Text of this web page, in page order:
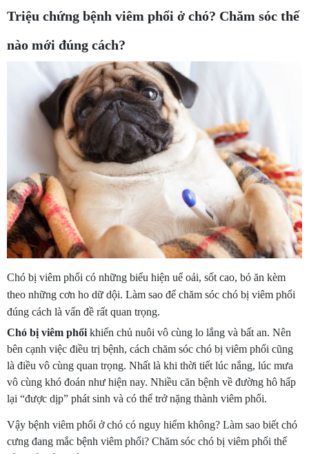
Triệu chứng bệnh viêm phổi ở chó? Chăm sóc thế
nào mới đúng cách?
Chó bị viêm phổi có những biểu hiện uể oải, sốt cao, bỏ ăn kèm
theo những cơn ho dữ dội. Làm sao để chăm sóc chó bị viêm phổi
đúng cách là vấn đề rất quan trọng.
Chó bị viêm phổi khiến chủ nuôi vô cùng lo lắng và bất an. Nên
bên cạnh việc điều trị bệnh, cách chăm sóc chó bị viêm phổi cũng
là điều vô cùng quan trọng. Nhất là khi thời tiết lúc nắng, lúc mưa
vô cùng khó đoán như hiện nay. Nhiều căn bệnh về đường hô hấp
lại “được dịp” phát sinh và có thể trở nặng thành viêm phổi.
Vậy bệnh viêm phổi ở chó có nguy hiểm không? Làm sao biết chó
cưng đang mắc bệnh viêm phổi? Chăm sóc chó bị viêm phổi thế